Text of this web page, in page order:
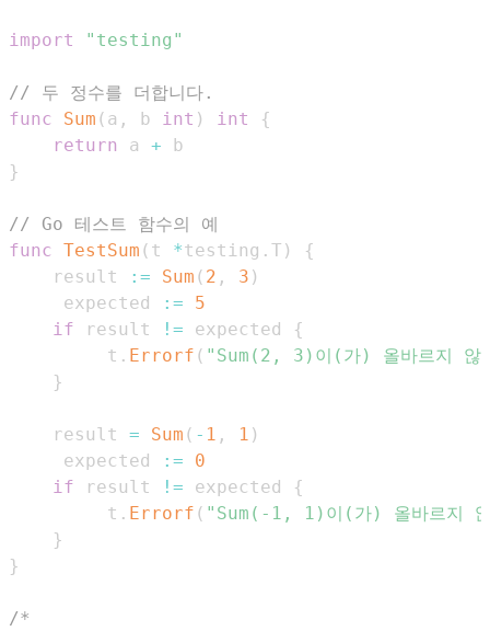
import "testing"
// 두 정수를 더합니다.
func
Sum ( a , b int ) int
{
return
a +
}
// Go 테스트 함수의 예
func TestSum ( t *testing . T )
{
	result
:= Sum ( 2 , 3 )
	 expected
:=
5
if result != expected
{
		 t
. Errorf ( "Sum(2, 3)이(가) 올바르지
}
	result
= Sum ( - 1 , 1 )
	 expected
:=
0
if result != expected
{
		 t
. Errorf ( "Sum(-1, 1)이(가) 올바르지
}
}